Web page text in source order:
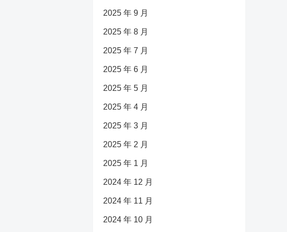
2025 年 9 月
2025 年 8 月
2025 年 7 月
2025 年 6 月
2025 年 5 月
2025 年 4 月
2025 年 3 月
2025 年 2 月
2025 年 1 月
2024 年 12 月
2024 年 11 月
2024 年 10 月